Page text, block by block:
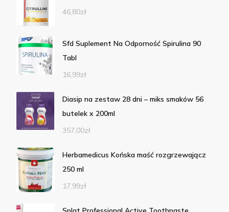
46,80zł
Sfd Suplement Na Odporność Spirulina 90
Tabl
16,99zł
Diasip na zestaw 28 dni – miks smaków 56
butelek x 200ml
357,00zł
Herbamedicus Końska maść rozgrzewającz
250 ml
17,99zł